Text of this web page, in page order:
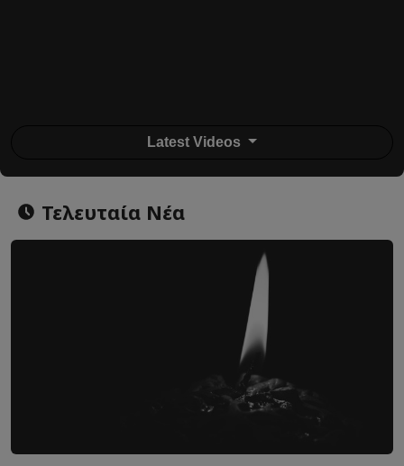
Latest Videos
Τελευταία Νέα